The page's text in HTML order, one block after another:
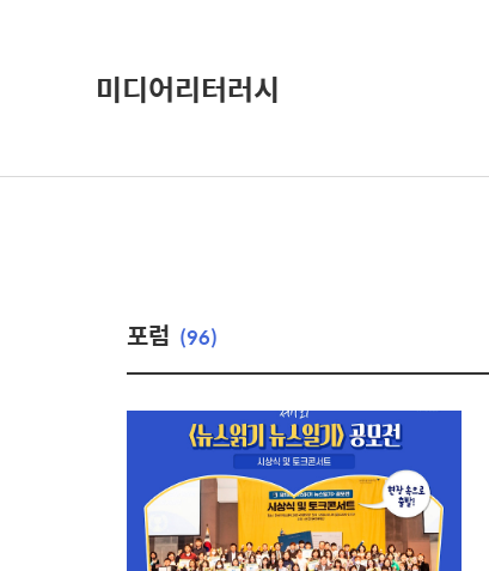
미디어리터러시
포럼 (96)